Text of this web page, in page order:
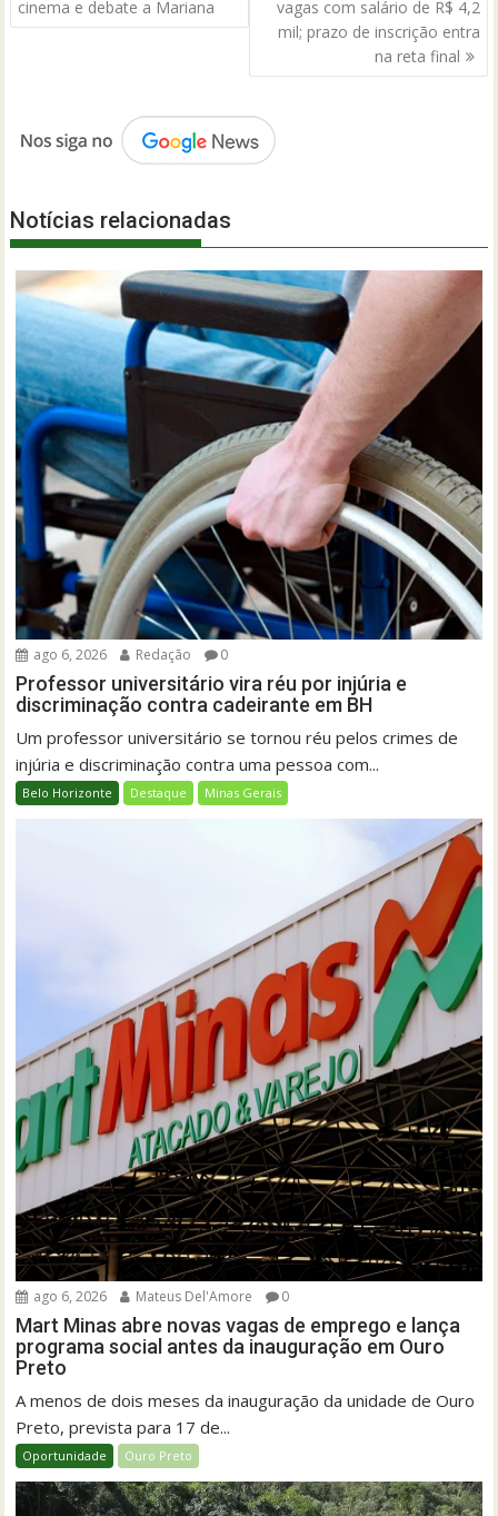
Post
cinema e debate a Mariana
vagas com salário de R$ 4,2
mil; prazo de inscrição entra
na reta final
Notícias relacionadas
ago 6, 2026 Redação 0
Professor universitário vira réu por injúria e
discriminação contra cadeirante em BH
Um professor universitário se tornou réu pelos crimes de
injúria e discriminação contra uma pessoa com...
Belo Horizonte Destaque Minas Gerais
ago 6, 2026 Mateus Del'Amore 0
Mart Minas abre novas vagas de emprego e lança
programa social antes da inauguração em Ouro
Preto
A menos de dois meses da inauguração da unidade de Ouro
Preto, prevista para 17 de...
Oportunidade Ouro Preto